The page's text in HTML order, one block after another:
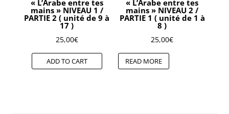
« L’Arabe entre tes
mains » NIVEAU 1 /
PARTIE 2 ( unité de 9 à
17 )
25,00€
ADD TO CART
« L’Arabe entre tes
mains » NIVEAU 2 /
PARTIE 1 ( unité de 1 à
8 )
25,00€
READ MORE